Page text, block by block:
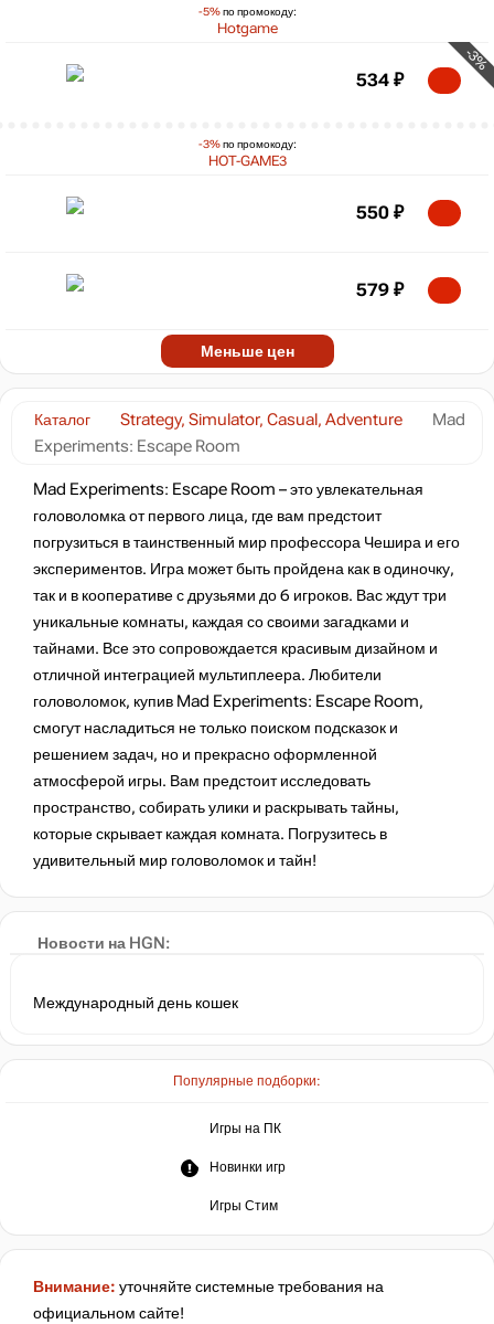
Новости на HGN:
Международный день кошек
Популярные подборки:
Игры на ПК
Новинки игр
Игры Стим
Каталог Strategy, Simulator, Casual, Adventure
Mad
Experiments: Escape Room
Mad Experiments: Escape Room – это увлекательная
головоломка от первого лица, где вам предстоит
погрузиться в таинственный мир профессора Чешира и его
экспериментов. Игра может быть пройдена как в одиночку,
так и в кооперативе с друзьями до 6 игроков. Вас ждут три
уникальные комнаты, каждая со своими загадками и
тайнами. Все это сопровождается красивым дизайном и
отличной интеграцией мультиплеера. Любители
головоломок, купив Mad Experiments: Escape Room,
смогут насладиться не только поиском подсказок и
решением задач, но и прекрасно оформленной
атмосферой игры. Вам предстоит исследовать
пространство, собирать улики и раскрывать тайны,
которые скрывает каждая комната. Погрузитесь в
удивительный мир головоломок и тайн!​​​​
-5%по промокоду:
Hotgame
-3%по промокоду:
HOT-GAME3
-3%
534 ₽
550 ₽
579 ₽
Меньше цен
Внимание: уточняйте системные требования на
официальном сайте!